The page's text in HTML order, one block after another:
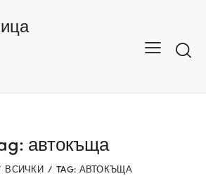
автокъща
ВСИЧКИ TAG: АВТОКЪЩА